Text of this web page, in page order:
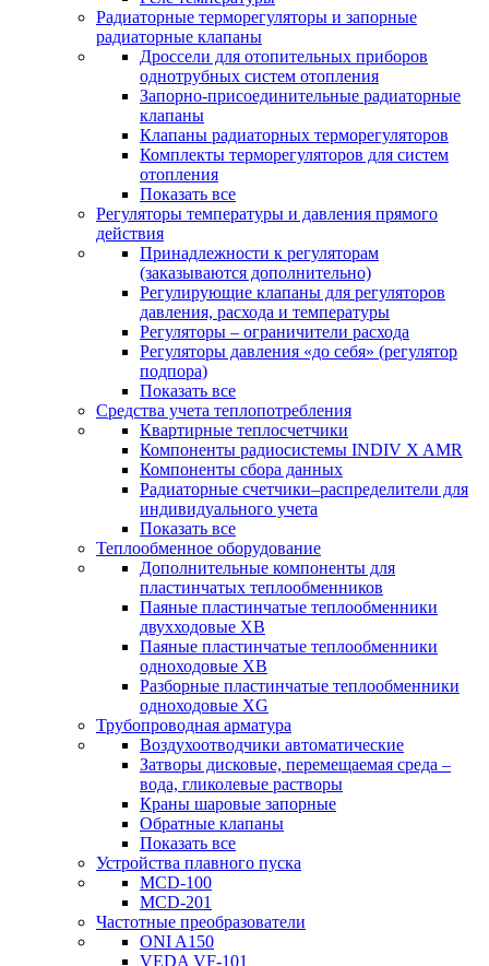
Радиаторные терморегуляторы и запорные
радиаторные клапаны
Дроссели для отопительных приборов
однотрубных систем отопления
Запорно-присоединительные радиаторные
клапаны
Клапаны радиаторных терморегуляторов
Комплекты терморегуляторов для систем
отопления
Показать все
Регуляторы температуры и давления прямого
действия
Принадлежности к регуляторам
(заказываются дополнительно)
Регулирующие клапаны для регуляторов
давления, расхода и температуры
Регуляторы – ограничители расхода
Регуляторы давления «до себя» (регулятор
подпора)
Показать все
Средства учета теплопотребления
Квартирные теплосчетчики
Компоненты радиосистемы INDIV X AMR
Компоненты сбора данных
Радиаторные счетчики–распределители для
индивидуального учета
Показать все
Теплообменное оборудование
Дополнительные компоненты для
пластинчатых теплообменников
Паяные пластинчатые теплообменники
двухходовые XB
Паяные пластинчатые теплообменники
одноходовые ХВ
Разборные пластинчатые теплообменники
одноходовые ХG
Трубопроводная арматура
Воздухоотводчики автоматические
Затворы дисковые, перемещаемая среда –
вода, гликолевые растворы
Краны шаровые запорные
Обратные клапаны
Показать все
Устройства плавного пуска
MCD-100
MCD-201
Частотные преобразователи
ONI A150
VEDA VF-101